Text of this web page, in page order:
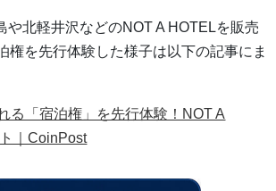
や北軽井沢などのNOT A HOTELを販売
権を先行体験した様子は以下の記事にま
る「宿泊権」を先行体験！NOT A
｜CoinPost